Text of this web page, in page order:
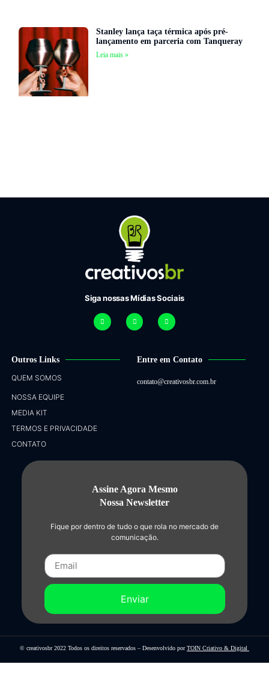
Stanley lança taça térmica após pré-
lançamento em parceria com Tanqueray
Leia mais »
Siga nossas Mídias Sociais
Outros Links
QUEM SOMOS
NOSSA EQUIPE
MEDIA KIT
TERMOS E PRIVACIDADE
CONTATO
Entre em Contato
contato@creativosbr.com.br
Assine Agora Mesmo
Nossa Newsletter
Fique por dentro de tudo o que rola no mercado de
comunicação.
Enviar
© creativosbr 2022 Todos os direitos reservados – Desenvolvido porTOIN Criativo & Digital